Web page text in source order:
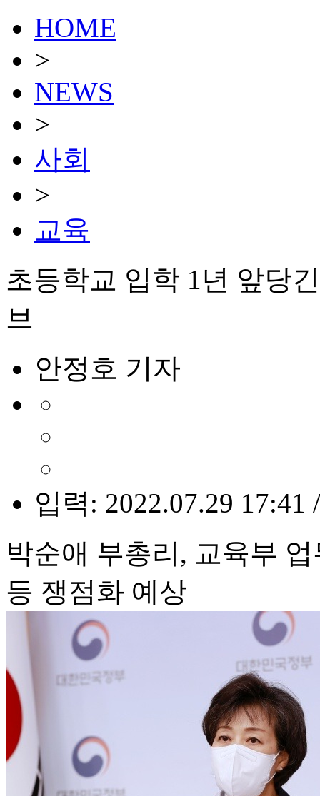
HOME
>
NEWS
>
사회
>
교육
초등학교 입학 1년 앞당
브
안정호 기자
입력: 2022.07.29 17:41
박순애 부총리, 교육부
등 쟁점화 예상